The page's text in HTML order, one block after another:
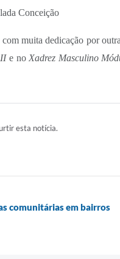
Conceição
muita dedicação por
e no Xadrez Masculino
esta notícia.
comunitárias em bairros